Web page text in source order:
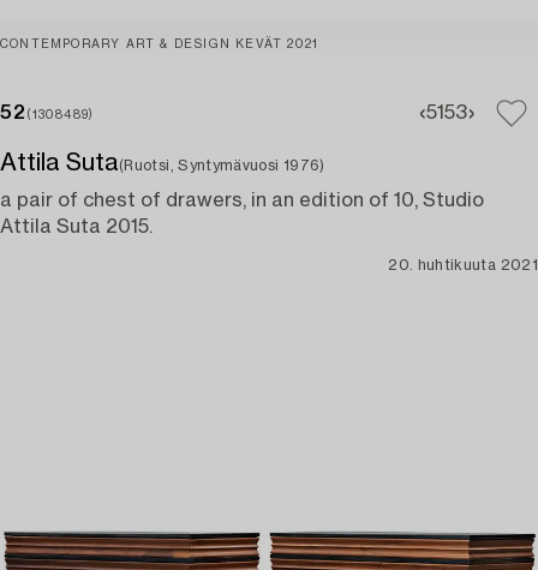
CONTEMPORARY ART & DESIGN KEVÄT 2021
52 (1308489) 5153
Attila Suta(Ruotsi, Syntymävuosi 1976)
a pair of chest of drawers, in an edition of 10, Studio
Attila Suta 2015.
20. huhtikuuta 2021